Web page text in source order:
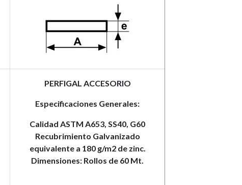
PERFIGAL ACCESORIO
Especificaciones Generales:
Calidad ASTM A653, SS40, G60
Recubrimiento Galvanizado
equivalente a 180 g/m2 de zinc.
Dimensiones: Rollos de 60 Mt.